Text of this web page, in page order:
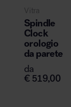
Vitra
Spindle
Clock
orologio
da parete
da
€ 519,00